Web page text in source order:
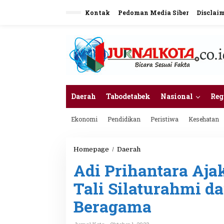
Kontak Pedoman Media Siber
Daerah Tabodetabek Nasional
Ekonomi Pendidikan Peristiwa Kesehatan
Homepage / Daerah
i
P
r
i
h
a
n
Adi Prihantara
Tali Silaturahmi
Beragama